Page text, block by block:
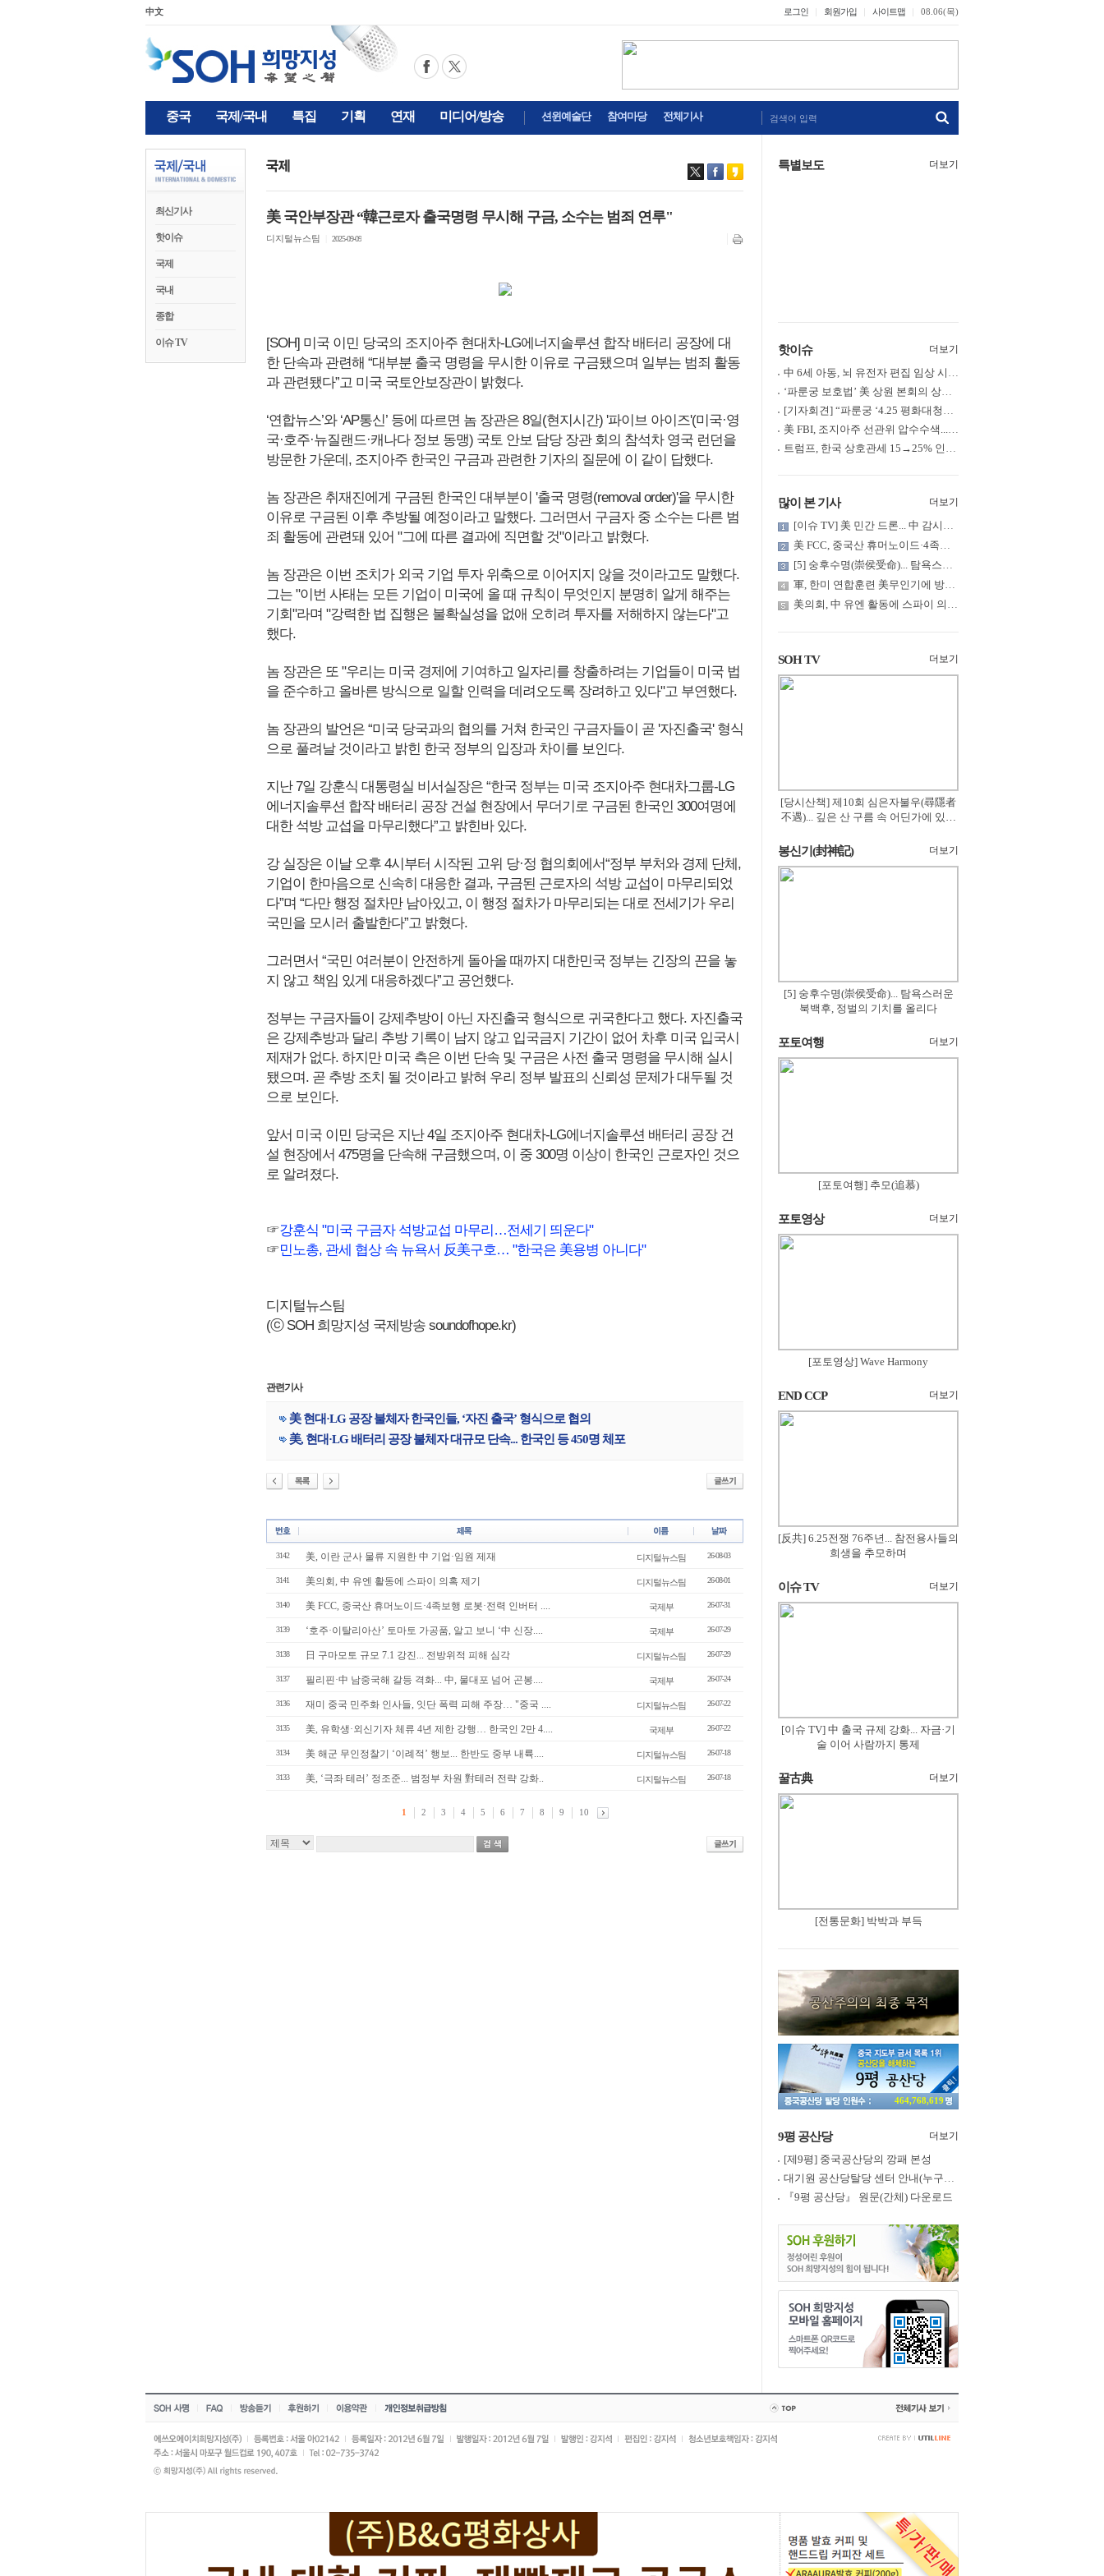
中文 로그인 회원가입 사이트맵 08.06(목)
중국 국제/국내 특집 기획 연재 미디어/방송 션윈예술단 참여마당 전체기사 검색어 입력
최신기사
핫이슈
국제
국내
종합
이슈 TV
美 국안부장관 “韓근로자 출국명령 무시해 구금, 소수는 범죄 연루"
디지털뉴스팀 2025-09-09
[SOH] 미국 이민 당국의 조지아주 현대차-LG에너지솔루션 합작 배터리 공장에 대
한 단속과 관련해 “대부분 출국 명령을 무시한 이유로 구금됐으며 일부는 범죄 활동
과 관련됐다”고 미국 국토안보장관이 밝혔다.
‘연합뉴스’와 ‘AP통신’ 등에 따르면 놈 장관은 8일(현지시간) '파이브 아이즈'(미국·영
국·호주·뉴질랜드·캐나다 정보 동맹) 국토 안보 담당 장관 회의 참석차 영국 런던을
방문한 가운데, 조지아주 한국인 구금과 관련한 기자의 질문에 이 같이 답했다.
놈 장관은 취재진에게 구금된 한국인 대부분이 '출국 명령(removal order)'을 무시한
이유로 구금된 이후 추방될 예정이라고 말했다. 그러면서 구금자 중 소수는 다른 범
죄 활동에 관련돼 있어 "그에 따른 결과에 직면할 것"이라고 밝혔다.
놈 장관은 이번 조치가 외국 기업 투자 위축으로 이어지지 않을 것이라고도 말했다.
그는 "이번 사태는 모든 기업이 미국에 올 때 규칙이 무엇인지 분명히 알게 해주는
기회"라며 "강력한 법 집행은 불확실성을 없애 오히려 투자를 저해하지 않는다"고
했다.
놈 장관은 또 "우리는 미국 경제에 기여하고 일자리를 창출하려는 기업들이 미국 법
을 준수하고 올바른 방식으로 일할 인력을 데려오도록 장려하고 있다"고 부연했다.
놈 장관의 발언은 “미국 당국과의 협의를 거쳐 한국인 구금자들이 곧 '자진출국' 형식
으로 풀려날 것이라고 밝힌 한국 정부의 입장과 차이를 보인다.
지난 7일 강훈식 대통령실 비서실장은 “한국 정부는 미국 조지아주 현대차그룹-LG
에너지솔루션 합작 배터리 공장 건설 현장에서 무더기로 구금된 한국인 300여명에
대한 석방 교섭을 마무리했다”고 밝힌바 있다.
강 실장은 이날 오후 4시부터 시작된 고위 당·정 협의회에서“정부 부처와 경제 단체,
기업이 한마음으로 신속히 대응한 결과, 구금된 근로자의 석방 교섭이 마무리되었
다”며 “다만 행정 절차만 남아있고, 이 행정 절차가 마무리되는 대로 전세기가 우리
국민을 모시러 출발한다”고 밝혔다.
그러면서 “국민 여러분이 안전하게 돌아올 때까지 대한민국 정부는 긴장의 끈을 놓
지 않고 책임 있게 대응하겠다”고 공언했다.
정부는 구금자들이 강제추방이 아닌 자진출국 형식으로 귀국한다고 했다. 자진출국
은 강제추방과 달리 추방 기록이 남지 않고 입국금지 기간이 없어 차후 미국 입국시
제재가 없다. 하지만 미국 측은 이번 단속 및 구금은 사전 출국 명령을 무시해 실시
됐으며. 곧 추방 조치 될 것이라고 밝혀 우리 정부 발표의 신뢰성 문제가 대두될 것
으로 보인다.
앞서 미국 이민 당국은 지난 4일 조지아주 현대차-LG에너지솔루션 배터리 공장 건
설 현장에서 475명을 단속해 구금했으며, 이 중 300명 이상이 한국인 근로자인 것으
로 알려졌다.
☞강훈식 "미국 구금자 석방교섭 마무리…전세기 띄운다"
☞민노총, 관세 협상 속 뉴욕서 反美구호… "한국은 美용병 아니다"
디지털뉴스팀
(ⓒ SOH 희망지성 국제방송 soundofhope.kr)
관련기사
美 현대·LG 공장 불체자 한국인들, ‘자진 출국’ 형식으로 협의
美, 현대·LG 배터리 공장 불체자 대규모 단속... 한국인 등 450명 체포
3142 美, 이란 군사 물류 지원한 中 기업·임원 제재 디지털뉴스팀 26-08-03
3141 美의회, 中 유엔 활동에 스파이 의혹 제기 디지털뉴스팀 26-08-01
3140 美 FCC, 중국산 휴머노이드·4족보행 로봇·전력 인버터 .... 국제부 26-07-31
3139 ‘호주·이탈리아산’ 토마토 가공품, 알고 보니 ‘中 신장.... 국제부 26-07-29
3138 日 구마모토 규모 7.1 강진... 전방위적 피해 심각 디지털뉴스팀 26-07-29
3137 필리핀·中 남중국해 갈등 격화... 中, 물대포 넘어 곤봉.... 국제부 26-07-24
3136 재미 중국 민주화 인사들, 잇단 폭력 피해 주장… "중국 .... 디지털뉴스팀 26-07-22
3135 美, 유학생·외신기자 체류 4년 제한 강행… 한국인 2만 4.... 국제부 26-07-22
3134 美 해군 무인정찰기 ‘이례적’ 행보... 한반도 중부 내륙.... 디지털뉴스팀 26-07-18
3133 美, ‘극좌 테러’ 정조준... 범정부 차원 對테러 전략 강화.. 디지털뉴스팀 26-07-18
1 2 3 4 5 6 7 8 9 10
특별보도 더보기
핫이슈 더보기
中 6세 아동, 뇌 유전자 편집 임상 시험 중 사망... 의료진 1년간 ....
‘파룬궁 보호법’ 美 상원 본회의 상정... 최종 입법 ‘초읽기’
[기자회견] “파룬궁 ‘4.25 평화대청원’ 기념 & 중공의 션윈 공연 .....
美 FBI, 조지아주 선관위 압수수색... 트럼프 “부정선거 증거 확보....
트럼프, 한국 상호관세 15→25% 인상... “韓 국회 무력합의 미비준”....
많이 본 기사 더보기
[이슈 TV] 美 민간 드론... 中 감시망 뚫고 군함 근접 촬영
美 FCC, 중국산 휴머노이드·4족보행 로봇·전력 인버터 신규 수입 .....
[5] 숭후수명(崇侯受命)... 탐욕스러운 북백후, 정벌의 기치를 올.....
軍, 한미 연합훈련 美무인기에 방공태세 발령... 왜?
美의회, 中 유엔 활동에 스파이 의혹 제기
SOH TV 더보기
[당시산책] 제10회 심은자불우(尋隱者
不遇)... 깊은 산 구름 속 어딘가에 있겠
봉신기(封神記) 더보기
[5] 숭후수명(崇侯受命)... 탐욕스러운
북백후, 정벌의 기치를 올리다
포토여행 더보기
[포토여행] 추모(追慕)
포토영상 더보기
[포토영상] Wave Harmony
END CCP 더보기
[反共] 6.25전쟁 76주년... 참전용사들의
희생을 추모하며
이슈 TV 더보기
[이슈 TV] 中 출국 규제 강화... 자금·기
술 이어 사람까지 통제
꿀古典 더보기
[전통문화] 박박과 부득
464,768,619
9평 공산당 더보기
[제9평] 중국공산당의 깡패 본성
대기원 공산당탈당 센터 안내(누구나 쉽게 退黨, 退團, 退隊 가능)
『9평 공산당』 원문(간체) 다운로드